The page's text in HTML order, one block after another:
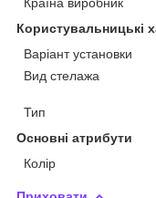
Користувальницькі
Варіант установки
Вид стелажа
Тип
Основні атрибути
Колір